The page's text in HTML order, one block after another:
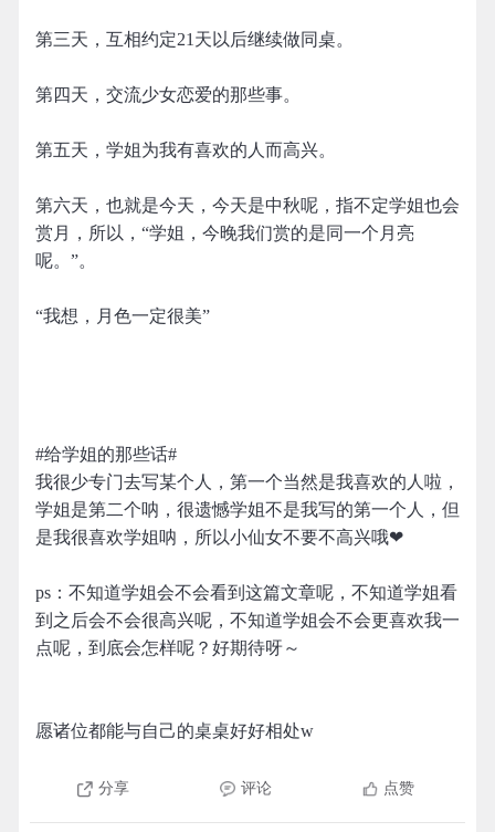
第三天，互相约定21天以后继续做同桌。
第四天，交流少女恋爱的那些事。
第五天，学姐为我有喜欢的人而高兴。
第六天，也就是今天，今天是中秋呢，指不定学姐也会
赏月，所以，“学姐，今晚我们赏的是同一个月亮
呢。”。
“我想，月色一定很美”
#给学姐的那些话#
我很少专门去写某个人，第一个当然是我喜欢的人啦，
学姐是第二个呐，很遗憾学姐不是我写的第一个人，但
是我很喜欢学姐呐，所以小仙女不要不高兴哦❤
ps：不知道学姐会不会看到这篇文章呢，不知道学姐看
到之后会不会很高兴呢，不知道学姐会不会更喜欢我一
点呢，到底会怎样呢？好期待呀～
愿诸位都能与自己的桌桌好好相处w
分享 评论 点赞